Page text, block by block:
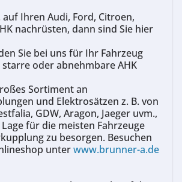
auf Ihren Audi, Ford, Citroen,
nachrüsten, dann sind Sie hier
Sie bei uns für Ihr Fahrzeug
oder abnehmbare AHK
Sortiment an
und Elektrosätzen z. B. von
GDW, Aragon, Jaeger uvm.,
für die meisten Fahrzeuge
zu besorgen. Besuchen
unterwww.brunner-a.de